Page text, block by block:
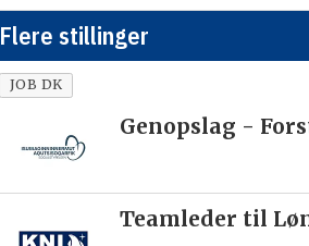
Flere stillinger
JOB DK
Genopslag -
Teamleder til